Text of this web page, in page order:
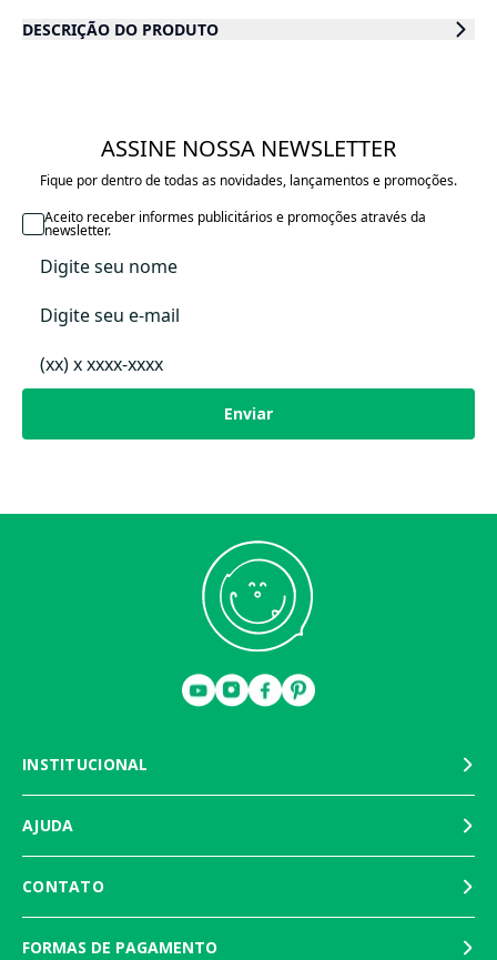
DESCRIÇÃO DO PRODUTO
ESPECIFICAÇÕES:
- Recomendado para crianças de todas as idades a partir de 0 meses;
COMPOSIÇÃO:
- Exterior 100% poliéster e enchimento 100% fibra de poliéster.
- 43 x 36 x 11 cm.
LIMPEZA E MANUTENÇÃO:
- Aconselhamos lavar à mão. Caso use a máquina de lavar, indicamos
- Não usar a secadora.
também das mamães, mais prática e feliz. A büp baby é importadora e
distribuidora de produtos exclusivos, diferenciados e de primeira linha.
Na nossa seleção de produtos sempre consideramos a saúde, segurança
e conforto dos bebês, além do respeito à sustentabilidade e a
valorização da praticidade no uso dos produtos. Além da curadoria de
marcas, nossa marca própria cria desde brinquedos a roupas para
bebês e crianças, buscando trazer sempre o melhor para eles. Conheça
ASSINE NOSSA NEWSLETTER
Fique por dentro de todas as novidades, lançamentos e promoções.
Enviar
Aceito receber informes publicitários e promoções através da
newsletter.
INSTITUCIONAL
AJUDA
CONTATO
FORMAS DE PAGAMENTO